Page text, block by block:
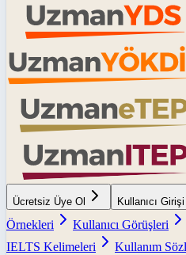
Ücretsiz Üye Ol Kullanıcı Girişi
Örnekleri
Kullanıcı Görüşleri
IELTS Kelimeleri
Kullanım